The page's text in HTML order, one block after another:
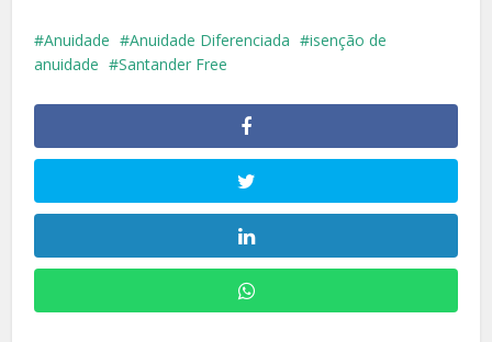
Anuidade Anuidade Diferenciada
isenção de
anuidade
Santander Free